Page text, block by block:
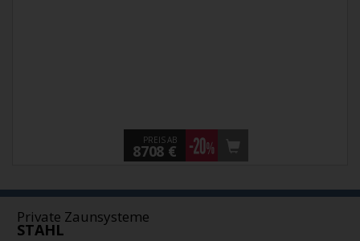
PREIS AB
8708 €
Private Zaunsysteme
STAHL